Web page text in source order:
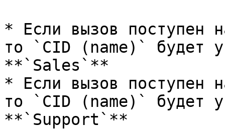
* Если вызов поступен
то `CID (name)` будет
**`Sales`**
* Если вызов поступен
то `CID (name)` будет
**`Support`**